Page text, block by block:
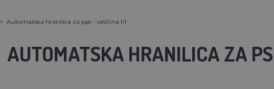
Automatska hranilica za pse - veličina M
AUTOMATSKA HRANILICA ZA